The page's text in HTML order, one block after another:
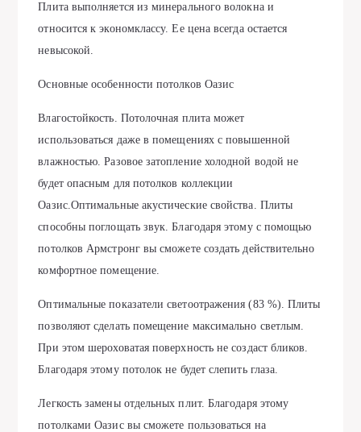
Плита выполняется из минерального волокна и
относится к экономклассу. Ее цена всегда остается
невысокой.
Основные особенности потолков Оазис
Влагостойкость. Потолочная плита может
использоваться даже в помещениях с повышенной
влажностью. Разовое затопление холодной водой не
будет опасным для потолков коллекции
Оазис.Оптимальные акустические свойства. Плиты
способны поглощать звук. Благодаря этому с помощью
потолков Армстронг вы сможете создать действительно
комфортное помещение.
Оптимальные показатели светоотражения (83 %). Плиты
позволяют сделать помещение максимально светлым.
При этом шероховатая поверхность не создаст бликов.
Благодаря этому потолок не будет слепить глаза.
Легкость замены отдельных плит. Благодаря этому
потолками Оазис вы сможете пользоваться на